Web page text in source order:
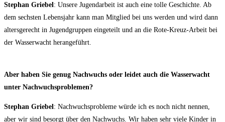
Ste­phan Grie­bel : Unse­re Jugend­ar­beit ist auch eine tol­le Geschich­te. Ab
dem sechs­ten Lebens­jahr kann man Mit­glied bei uns wer­den und wird dann
alters­ge­recht in Jugend­grup­pen ein­ge­teilt und an die Rote-Kreuz-Arbeit bei
der Was­ser­wacht herangeführt.
Aber haben Sie genug Nach­wuchs oder lei­det auch die Was­ser­wacht
unter Nachwuchsproblemen?
Ste­phan Grie­bel : Nach­wuchs­pro­ble­me wür­de ich es noch nicht nen­nen,
aber wir sind besorgt über den Nach­wuchs. Wir haben sehr vie­le Kin­der in